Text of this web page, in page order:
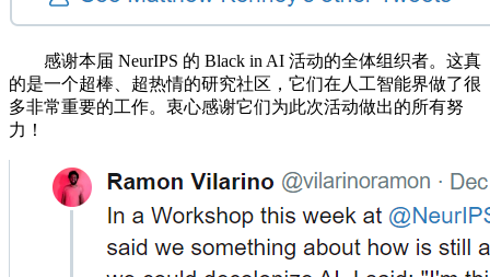
感谢本届 NeurIPS 的 Black in AI 活动的全体组织者。这真
的是一个超棒、超热情的研究社区，它们在人工智能界做了很
多非常重要的工作。衷心感谢它们为此次活动做出的所有努
力！